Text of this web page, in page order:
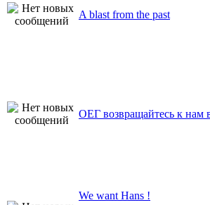
A blast from the past
ОЕГ возвращайтесь к нам
We want Hans !